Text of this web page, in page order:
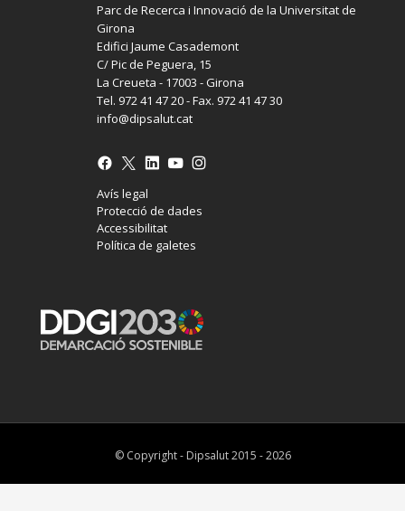
Parc de Recerca i Innovació de la Universitat de
Girona
Edifici Jaume Casademont
C/ Pic de Peguera, 15
La Creueta - 17003 - Girona
Tel. 972 41 47 20 - Fax. 972 41 47 30
info@dipsalut.cat
Avís legal
Protecció de dades
Accessibilitat
Política de galetes
© Copyright - Dipsalut 2015 - 2026